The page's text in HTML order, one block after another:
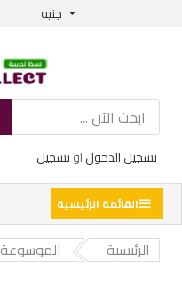
جنيه
تسجيل الدخولاوتسجيل
القائمة الرئيسية
الرئيسية الموسوعة